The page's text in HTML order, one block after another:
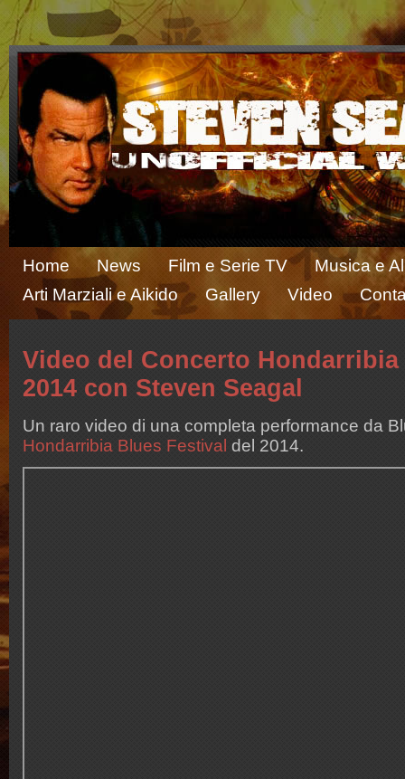
Home News Film e Serie TV
Musica e
Arti Marziali e Aikido
Gallery Video
Video del Concerto
2014 con Steven Seagal
Un raro video di una completa performance da
Hondarribia Blues Festival del 2014.